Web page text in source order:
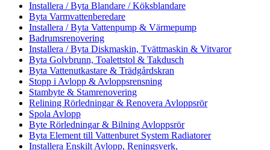
Installera / Byta Blandare / Köksblandare
Byta Varmvattenberedare
Installera / Byta Vattenpump & Värmepump
Badrumsrenovering
Installera / Byta Diskmaskin, Tvättmaskin & Vitvaror
Byta Golvbrunn, Toalettstol & Takdusch
Byta Vattenutkastare & Trädgårdskran
Stopp i Avlopp & Avloppsrensning
Stambyte & Stamrenovering
Relining Rörledningar & Renovera Avloppsrör
Spola Avlopp
Byte Rörledningar & Bilning Avloppsrör
Byta Element till Vattenburet System Radiatorer
Installera Enskilt Avlopp, Reningsverk,